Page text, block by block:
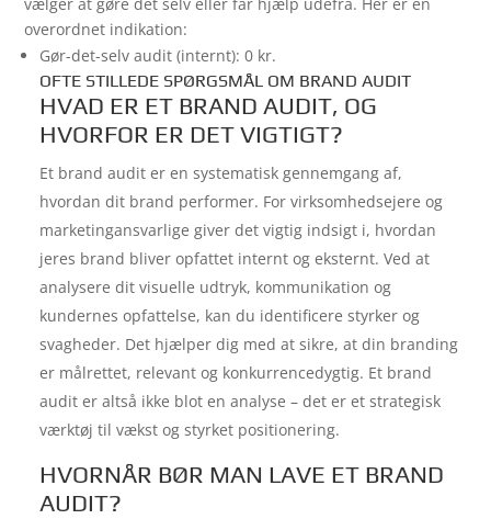
overordnet indikation:
Gør-det-selv audit (internt): 0 kr.
OFTE STILLEDE SPØRGSMÅL OM BRAND AUDIT
HVAD ER ET BRAND AUDIT, OG
HVORFOR ER DET VIGTIGT?
Et brand audit er en systematisk gennemgang af,
hvordan dit brand performer. For virksomhedsejere og
marketingansvarlige giver det vigtig indsigt i, hvordan
jeres brand bliver opfattet internt og eksternt. Ved at
analysere dit visuelle udtryk, kommunikation og
kundernes opfattelse, kan du identificere styrker og
svagheder. Det hjælper dig med at sikre, at din branding
er målrettet, relevant og konkurrencedygtig. Et brand
audit er altså ikke blot en analyse – det er et strategisk
værktøj til vækst og styrket positionering.
HVORNÅR BØR MAN LAVE ET BRAND
AUDIT?